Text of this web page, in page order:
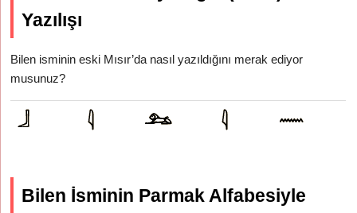
Yazılışı
Bilen isminin eski Mısır’da nasıl yazıldığını merak ediyor
musunuz?
Bilen İsminin Parmak Alfabesiyle